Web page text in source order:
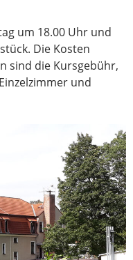
um 18.00 Uhr und
Die Kosten
sind die Kursgebühr,
und